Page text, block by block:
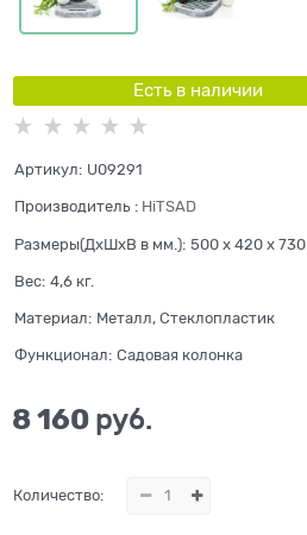
Есть в наличии
Артикул: U09291
Производитель : HiTSAD
Размеры(ДхШхВ в мм.): 500 x 420 x 730
Вес: 4,6 кг.
Материал: Металл, Стеклопластик
Функционал: Садовая колонка
8 160 руб.
Количество: